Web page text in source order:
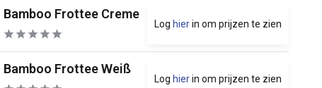
Bamboo Frottee Creme
Log hierin om prijzen te zien
Bamboo Frottee Weiß
Log hierin om prijzen te zien